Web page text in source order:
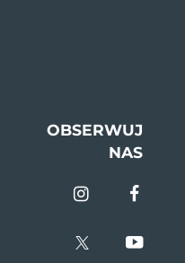
OBSERWUJ
NAS